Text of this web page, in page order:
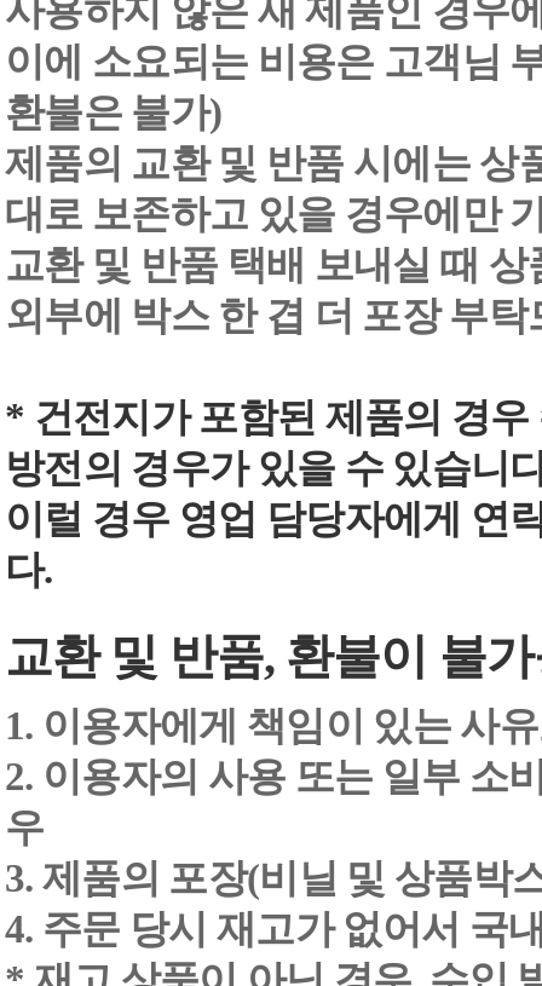
사용하지 않은 새 제품인 경우
이에 소요되는 비용은 고객님
환불은 불가)
제품의 교환 및 반품 시에는 상
대로 보존하고 있을 경우에만
교환 및 반품 택배 보내실 때
외부에 박스 한 겹 더 포장 부탁
* 건전지가 포함된 제품의 경
방전의 경우가 있을 수 있습니
이럴 경우 영업 담당자에게 연
다.
교환 및 반품, 환불이 불
1. 이용자에게 책임이 있는 사
2. 이용자의 사용 또는 일부 소
우
3. 제품의 포장(비닐 및 상품박
4. 주문 당시 재고가 없어서 국